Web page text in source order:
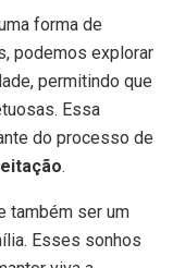
forma de
podemos explorar
permitindo que
Essa
do processo de
.
também ser um
Esses sonhos